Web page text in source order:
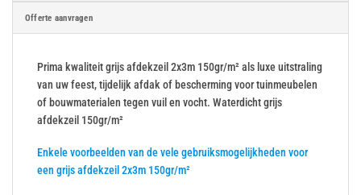
Offerte aanvragen
Prima kwaliteit grijs afdekzeil 2x3m 150gr/m² als luxe uitstraling
van uw feest, tijdelijk afdak of bescherming voor tuinmeubelen
of bouwmaterialen tegen vuil en vocht. Waterdicht grijs
afdekzeil 150gr/m²
Enkele voorbeelden van de vele gebruiksmogelijkheden voor
een grijs afdekzeil 2x3m 150gr/m²